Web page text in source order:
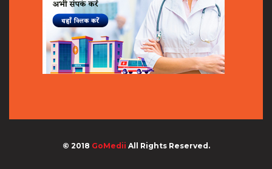
© 2018 GoMedii All Rights Reserved.